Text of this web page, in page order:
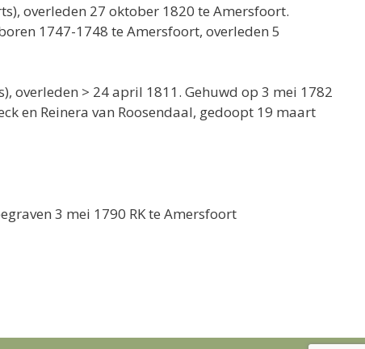
overleden 27 oktober 1820 te Amersfoort.
1747-1748 te Amersfoort, overleden 5
overleden > 24 april 1811. Gehuwd op 3 mei 1782
en Reinera van Roosendaal, gedoopt 19 maart
3 mei 1790 RK te Amersfoort